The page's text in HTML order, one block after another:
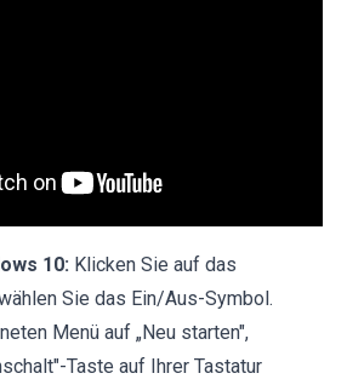
10: Klicken Sie auf das
Sie das Ein/Aus-Symbol.
Menü auf „Neu starten",
Taste auf Ihrer Tastatur